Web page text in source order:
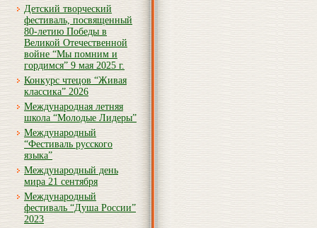
Детский творческий
фестиваль, посвященный
80-летию Победы в
Великой Отечественной
войне “Мы помним и
гордимся” 9 мая 2025 г.
Конкурс чтецов “Живая
классика” 2026
Международная летняя
школа “Молодые Лидеры”
Международный
“Фестиваль русского
языка”
Международный день
мира 21 сентября
Международный
фестиваль “Душа России”
2023